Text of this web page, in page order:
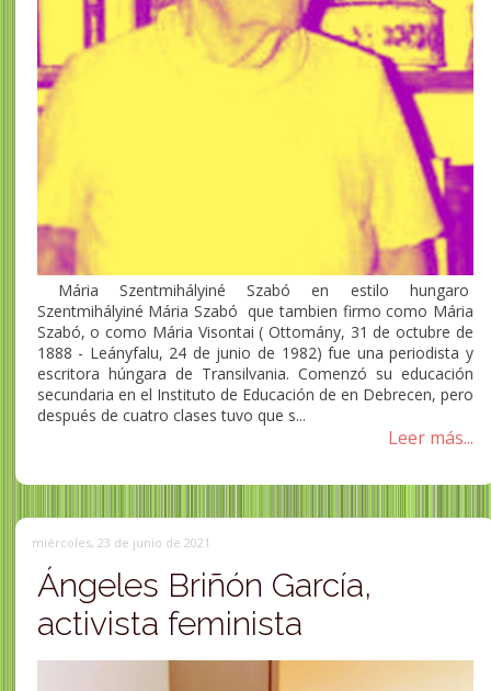
Mária Szentmihályiné Szabó en estilo hungaro
Szentmihályiné Mária Szabó que tambien firmo como Mária
Szabó, o como Mária Visontai ( Ottomány, 31 de octubre de
1888 - Leányfalu, 24 de junio de 1982) fue una periodista y
escritora húngara de Transilvania. Comenzó su educación
secundaria en el Instituto de Educación de en Debrecen, pero
después de cuatro clases tuvo que s...
Leer más...
miércoles, 23 de junio de 2021
Ángeles Briñón García,
activista feminista